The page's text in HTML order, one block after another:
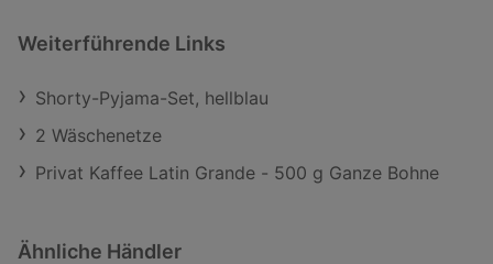
Weiterführende Links
Shorty-Pyjama-Set, hellblau
2 Wäschenetze
Privat Kaffee Latin Grande - 500 g Ganze Bohne
Ähnliche Händler